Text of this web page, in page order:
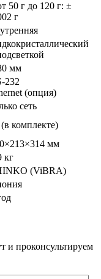
50 г до 120 г: ±
г
мм
232
(опция)
сеть
(в комплекте)
мм
кг
(ViBRA)
и проконсультируем